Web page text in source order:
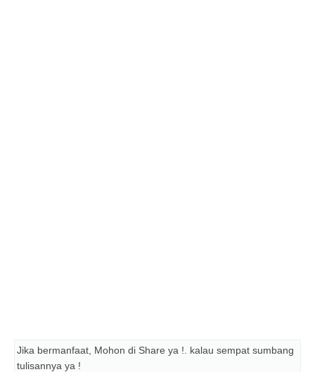
Jika bermanfaat, Mohon di Share ya !. kalau sempat sumbang
tulisannya ya !